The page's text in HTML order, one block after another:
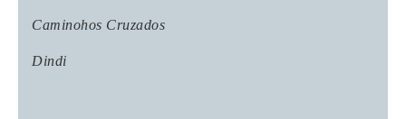
Caminohos Cruzados
Dindi